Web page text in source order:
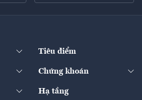
Tiêu điểm
Chứng khoán
Doanh nghiệp niêm yết
Hạ tầng